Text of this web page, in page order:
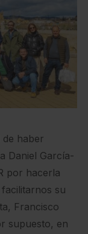
de haber
Daniel García-
por hacerla
su
Francisco
supuesto, en